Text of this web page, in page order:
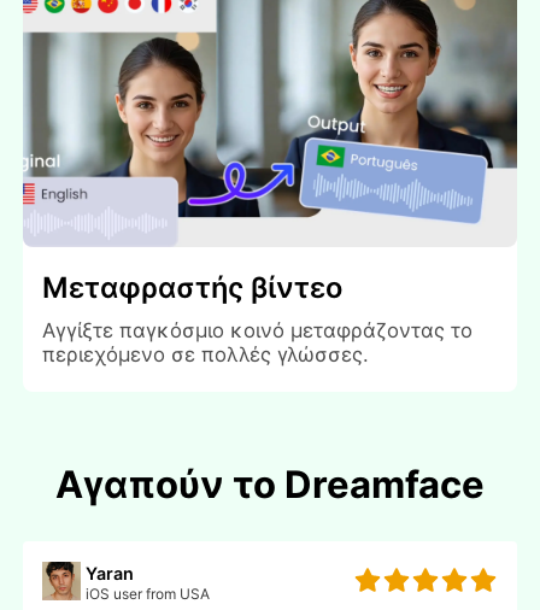
Μεταφραστής βίντεο
Αγγίξτε παγκόσμιο κοινό μεταφράζοντας το
περιεχόμενο σε πολλές γλώσσες.
Αγαπούν το Dreamface
Yaran
iOS user from USA